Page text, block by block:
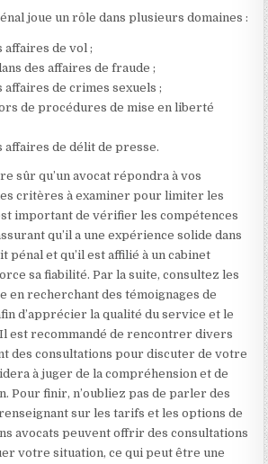
joue un rôle dans plusieurs domaines :
affaires de vol ;
des affaires de fraude ;
affaires de crimes sexuels ;
de procédures de mise en liberté
affaires de délit de presse.
sûr qu’un avocat répondra à vos
critères à examiner pour limiter les
important de vérifier les compétences
qu’il a une expérience solide dans
pénal et qu’il est affilié à un cabinet
sa fiabilité. Par la suite, consultez les
en recherchant des témoignages de
d’apprécier la qualité du service et le
est recommandé de rencontrer divers
des consultations pour discuter de votre
à juger de la compréhension et de
Pour finir, n’oubliez pas de parler des
sur les tarifs et les options de
avocats peuvent offrir des consultations
votre situation, ce qui peut être une